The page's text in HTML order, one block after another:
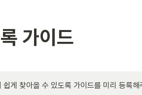
가이드
게 찾아올 수 있도록 가이드를 미리 등록